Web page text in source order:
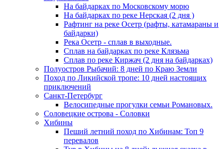
На байдарках по Московскому морю
На байдарках по реке Нерская (2 дня )
Рафтинг на реке Осетр (рафты, катамараны и
байдарки)
Река Осетр - сплав в выходные.
Сплав на байдарках по реке Клязьма
Сплав по реке Киржач (2 дня на байдарках)
Полуостров Рыбачий: 8 дней по Краю Земли
Поход по Ликийской тропе: 10 дней настоящих
приключений
Санкт-Петербург
Велосипедные прогулки семьи Романовых.
Соловецкие острова - Соловки
Хибины
Пеший летний поход по Хибинам: Топ 9
перевалов